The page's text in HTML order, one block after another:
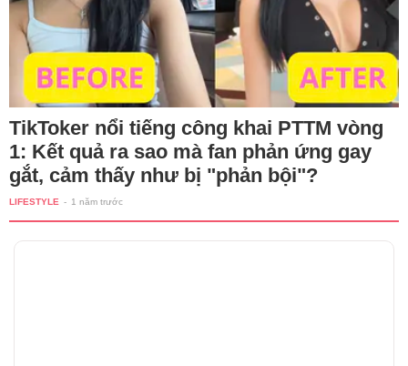
TikToker nổi tiếng công khai PTTM vòng
1: Kết quả ra sao mà fan phản ứng gay
gắt, cảm thấy như bị "phản bội"?
LIFESTYLE - 1 năm trước